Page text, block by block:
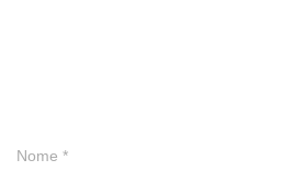
Nome *